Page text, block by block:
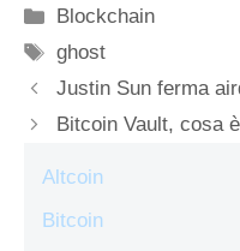
Categorie
Blockchain
Tag
ghost
Justin Sun ferma
Bitcoin Vault, cosa è
Altcoin
Bitcoin